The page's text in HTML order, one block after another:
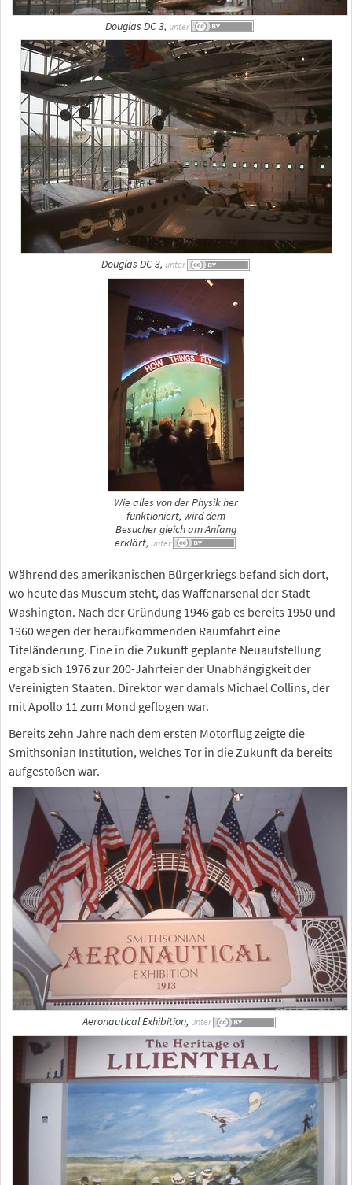
Douglas DC 3, unter
Douglas DC 3, unter
Wie alles von der Physik her
funktioniert, wird dem
Besucher gleich am Anfang
erklärt, unter
Während des amerikanischen Bürgerkriegs befand sich dort,
wo heute das Museum steht, das Waffenarsenal der Stadt
Washington. Nach der Gründung 1946 gab es bereits 1950 und
1960 wegen der heraufkommenden Raumfahrt eine
Titeländerung. Eine in die Zukunft geplante Neuaufstellung
ergab sich 1976 zur 200-Jahrfeier der Unabhängigkeit der
Vereinigten Staaten. Direktor war damals Michael Collins, der
mit Apollo 11 zum Mond geflogen war.
Bereits zehn Jahre nach dem ersten Motorflug zeigte die
Smithsonian Institution, welches Tor in die Zukunft da bereits
aufgestoßen war.
Aeronautical Exhibition, unter